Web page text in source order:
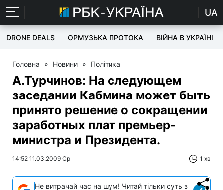
UA
DRONE DEALS ОРМУЗЬКА ПРОТОКА ВІЙНА В УКРАЇНІ
Головна » Новини » Політика
А.Турчинов: На следующем
заседании Кабмина может быть
принято решение о сокращении
заработных плат премьер-
министра и Президента.
14:52 11.03.2009 Ср 1 хв
Не витрачай час на шум! Читай тільки суть з